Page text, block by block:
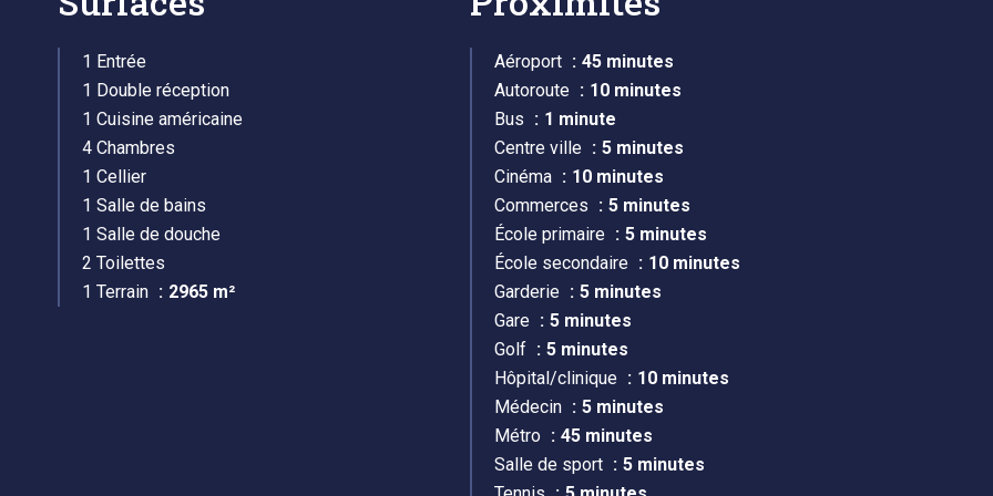
1 Entrée
1 Double réception
1 Cuisine américaine
4 Chambres
1 Cellier
1 Salle de bains
1 Salle de douche
2 Toilettes
1 Terrain
2965 m²
Aéroport
45 minutes
Autoroute
10 minutes
Bus
1 minute
Centre ville
5 minutes
Cinéma
10 minutes
Commerces
5 minutes
École primaire
5 minutes
École secondaire
10 minutes
Garderie
5 minutes
Gare
5 minutes
Golf
5 minutes
Hôpital/clinique
10 minutes
Médecin
5 minutes
Métro
45 minutes
Salle de sport
5 minutes